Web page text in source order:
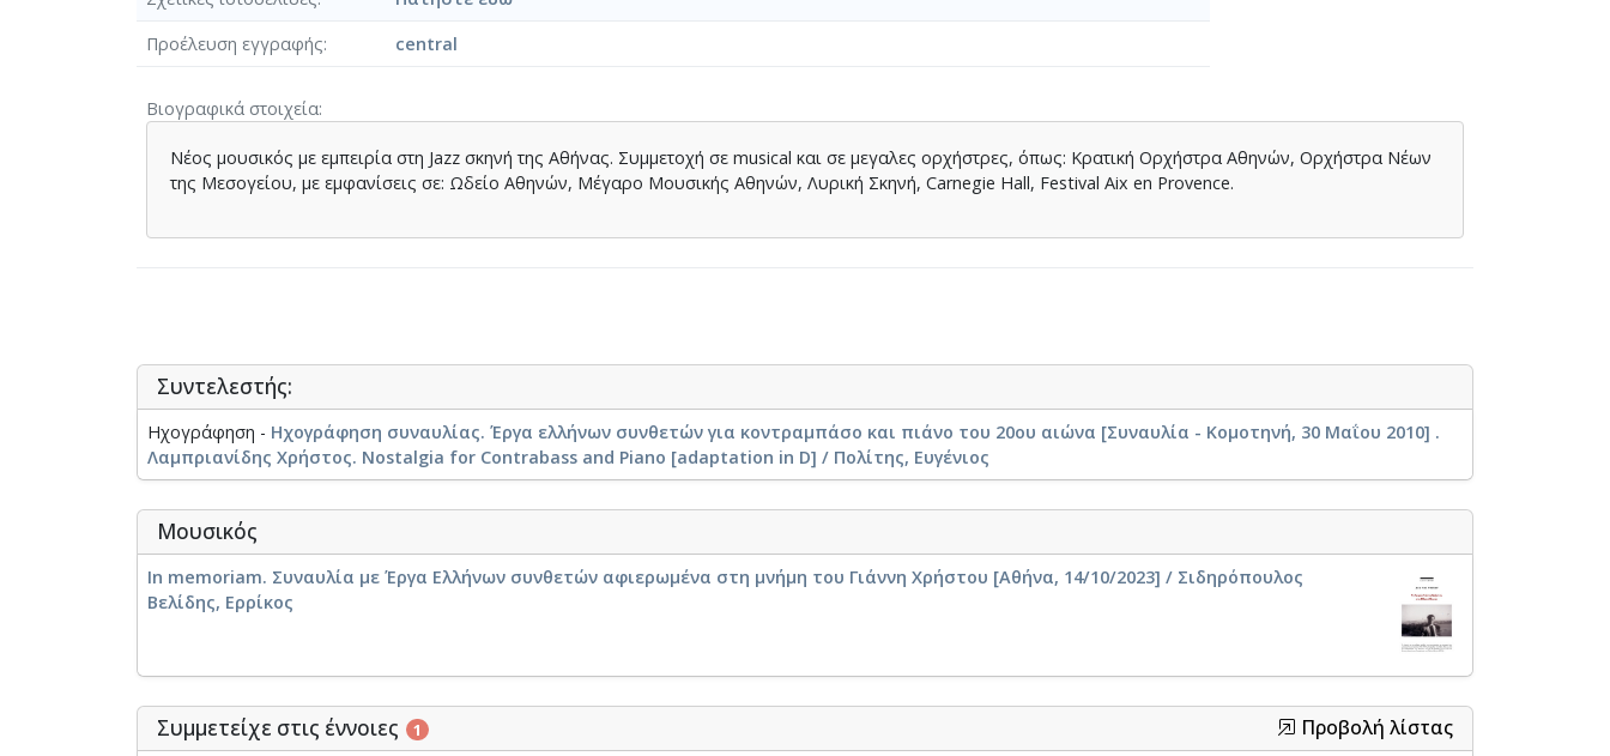
Προέλευση εγγραφής
central
Βιογραφικά στοιχεία
Νέος μουσικός με εμπειρία στη Jazz σκηνή της Αθήνας. Συμμετοχή σε musical και σε μεγαλες ορχήστρες, όπως: Κρατική Ορχήστρα Αθηνών, Ορχήστρα Νέων
της Μεσογείου, με εμφανίσεις σε: Ωδείο Αθηνών, Μέγαρο Μουσικής Αθηνών, Λυρική Σκηνή, Carnegie Hall, Festival Aix en Provence.
Συντελεστής:
Ηχογράφηση - Ηχογράφηση συναυλίας. Έργα ελλήνων συνθετών για κοντραμπάσο και πιάνο του 20ου αιώνα [Συναυλία - Κομοτηνή, 30 Μαΐου 2010] .
Λαμπριανίδης Χρήστος. Nostalgia for Contrabass and Piano [adaptation in D] / Πολίτης, Ευγένιος
Μουσικός
In memoriam. Συναυλία με Έργα Ελλήνων συνθετών αφιερωμένα στη μνήμη του Γιάννη Χρήστου [Αθήνα, 14/10/2023] / Σιδηρόπουλος
Βελίδης, Ερρίκος
Συμμετείχε στις έννοιες 1 Προβολή λίστας